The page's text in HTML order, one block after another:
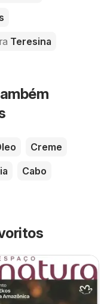
Teresina
Creme
Cabo